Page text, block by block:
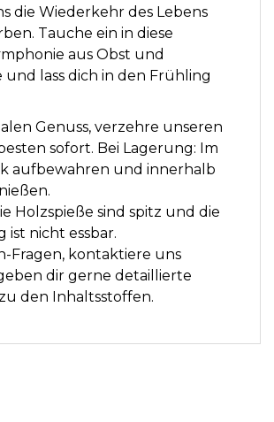
die Wiederkehr des Lebens
Tauche ein in diese
aus Obst und
und lass dich in den Frühling
Genuss, verzehre unseren
sofort. Bei Lagerung: Im
aufbewahren und innerhalb
Holzspieße sind spitz und die
ist nicht essbar.
Fragen, kontaktiere uns
dir gerne detaillierte
den Inhaltsstoffen.